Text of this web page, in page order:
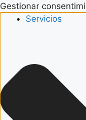
Gestionar
Servicios